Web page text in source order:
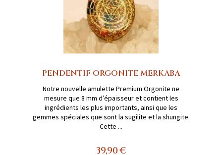
PENDENTIF ORGONITE MERKABA
Notre nouvelle amulette Premium Orgonite ne
mesure que 8 mm d’épaisseur et contient les
ingrédients les plus importants, ainsi que les
gemmes spéciales que sont la sugilite et la shungite.
Cette ...
39,90 €